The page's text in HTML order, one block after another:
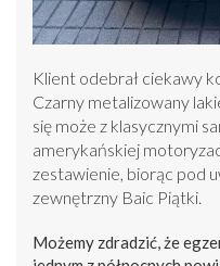
Klient odebrał ciekawy
Czarny metalizowany
się może z klasycznymi
amerykańskiej
zestawienie, biorąc pod
zewnętrzny Baic Piątki.
Możemy zdradzić, że